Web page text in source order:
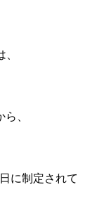
、
に制定されて